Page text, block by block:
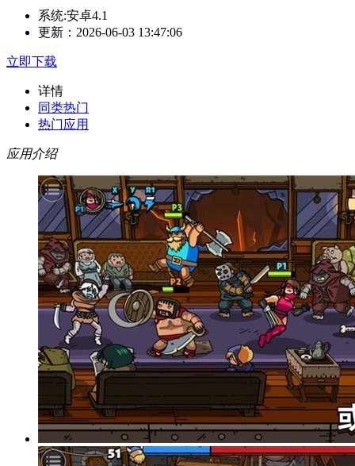
系统:安卓4.1
更新：2026-06-03 13:47:06
立即下载
详情
同类热门
热门应用
应用介绍